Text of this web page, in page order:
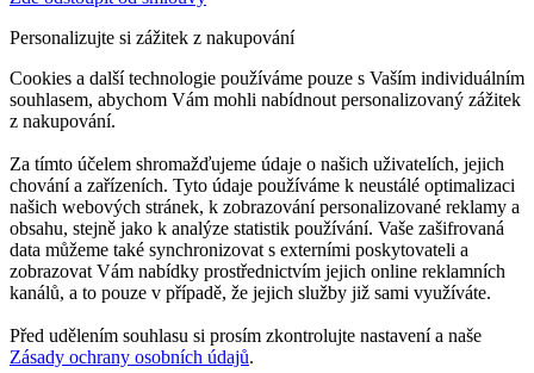
Personalizujte si zážitek z nakupování
Cookies a další technologie používáme pouze s Vaším individuálním
souhlasem, abychom Vám mohli nabídnout personalizovaný zážitek
z nakupování.
Za tímto účelem shromažďujeme údaje o našich uživatelích, jejich
chování a zařízeních. Tyto údaje používáme k neustálé optimalizaci
našich webových stránek, k zobrazování personalizované reklamy a
obsahu, stejně jako k analýze statistik používání. Vaše zašifrovaná
data můžeme také synchronizovat s externími poskytovateli a
zobrazovat Vám nabídky prostřednictvím jejich online reklamních
kanálů, a to pouze v případě, že jejich služby již sami využíváte.
Před udělením souhlasu si prosím zkontrolujte nastavení a naše
Zásady ochrany osobních údajů.